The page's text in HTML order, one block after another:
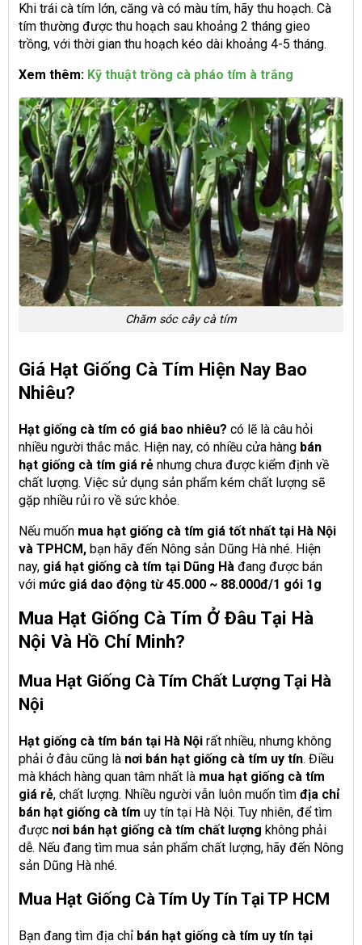
Khi trái cà tím lớn, căng và có màu tím, hãy thu hoạch. Cà
tím thường được thu hoạch sau khoảng 2 tháng gieo
trồng, với thời gian thu hoạch kéo dài khoảng 4-5 tháng.
Xem thêm: Kỹ thuật trồng cà pháo tím à trắng
Chăm sóc cây cà tím
Giá Hạt Giống Cà Tím Hiện Nay Bao
Nhiêu?
Hạt giống cà tím có giá bao nhiêu? có lẽ là câu hỏi
nhiều người thắc mắc. Hiện nay, có nhiều cửa hàng bán
hạt giống cà tím giá rẻ nhưng chưa được kiểm định về
chất lượng. Việc sử dụng sản phẩm kém chất lượng sẽ
gặp nhiều rủi ro về sức khỏe.
Nếu muốn mua hạt giống cà tím giá tốt nhất tại Hà Nội
và TPHCM, bạn hãy đến Nông sản Dũng Hà nhé. Hiện
nay, giá hạt giống cà tím tại Dũng Hà đang được bán
với mức giá dao động từ 45.000 ~ 88.000đ/1 gói 1g
Mua Hạt Giống Cà Tím Ở Đâu Tại Hà
Nội Và Hồ Chí Minh?
Mua Hạt Giống Cà Tím Chất Lượng Tại Hà
Nội
Hạt giống cà tím bán tại Hà Nội rất nhiều, nhưng không
phải ở đâu cũng là nơi bán hạt giống cà tím uy tín. Điều
mà khách hàng quan tâm nhất là mua hạt giống cà tím
giá rẻ, chất lượng. Nhiều người vẫn luôn muốn tìm địa chỉ
bán hạt giống cà tím uy tín tại Hà Nội. Tuy nhiên, để tìm
được nơi bán hạt giống cà tím chất lượng không phải
dễ. Nếu đang tìm mua sản phẩm chất lượng, hãy đến Nông
sản Dũng Hà nhé.
Mua Hạt Giống Cà Tím Uy Tín Tại TP HCM
Bạn đang tìm địa chỉ bán hạt giống cà tím uy tín tại